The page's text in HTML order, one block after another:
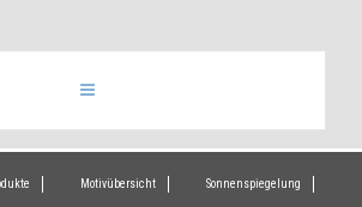
Motivübersicht Sonnenspiegelung